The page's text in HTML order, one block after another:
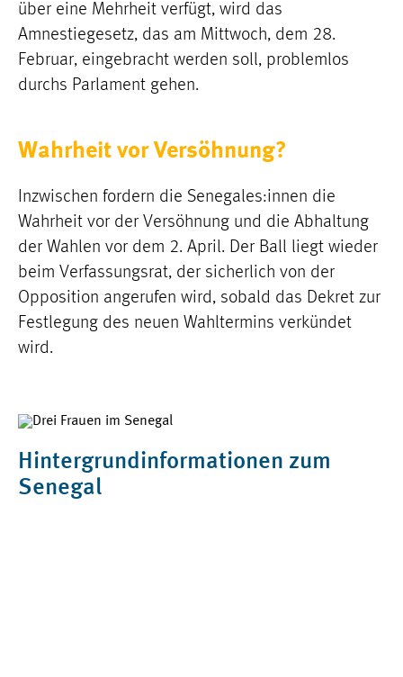
über eine Mehrheit verfügt, wird das
Amnestiegesetz, das am Mittwoch, dem 28.
Februar, eingebracht werden soll, problemlos
durchs Parlament gehen.
Wahrheit vor Versöhnung?
Inzwischen fordern die Senegales:innen die
Wahrheit vor der Versöhnung und die Abhaltung
der Wahlen vor dem 2. April. Der Ball liegt wieder
beim Verfassungsrat, der sicherlich von der
Opposition angerufen wird, sobald das Dekret zur
Festlegung des neuen Wahltermins verkündet
wird.
Hintergrundinformationen zum
Senegal